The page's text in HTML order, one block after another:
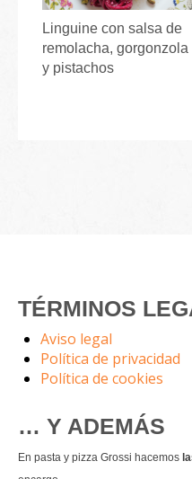
Linguine con salsa de
remolacha, gorgonzola
y pistachos
TÉRMINOS
Aviso legal
Política de privacidad
Política de cookies
… Y ADEMÁS
En pasta y pizza Grossi hacemos